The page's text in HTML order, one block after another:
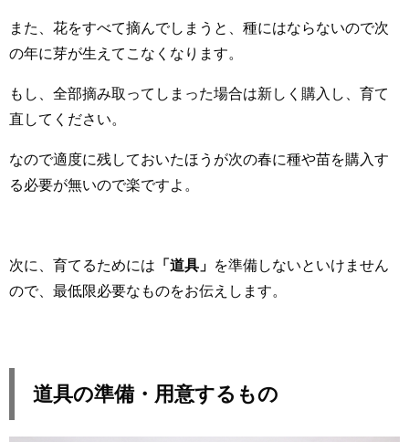
また、花をすべて摘んでしまうと、種にはならないので次
の年に芽が生えてこなくなります。
もし、全部摘み取ってしまった場合は新しく購入し、育て
直してください。
なので適度に残しておいたほうが次の春に種や苗を購入す
る必要が無いので楽ですよ。
次に、育てるためには 「道具」 を準備しないといけません
ので、最低限必要なものをお伝えします。
道具の準備・用意するもの